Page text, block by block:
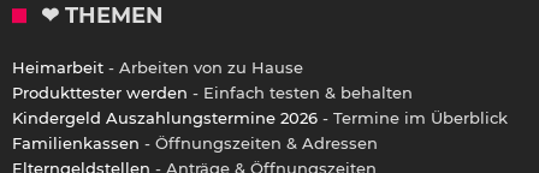
❤ THEMEN
Heimarbeit - Arbeiten von zu Hause
Produkttester werden - Einfach testen & behalten
Kindergeld Auszahlungstermine 2026 - Termine im Überblick
Familienkassen - Öffnungszeiten & Adressen
Elterngeldstellen - Anträge & Öffnungszeiten